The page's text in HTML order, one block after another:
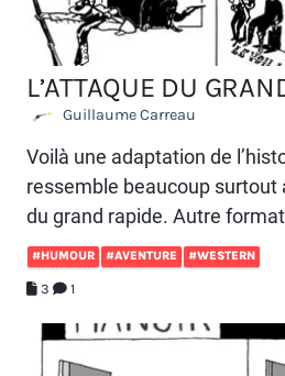
L’ATTAQUE DU
Guillaume Carreau
Voilà une adaptation de
ressemble beaucoup surtout
du grand rapide. Autre
#HUMOUR #AVENTURE #WESTERN
3 1